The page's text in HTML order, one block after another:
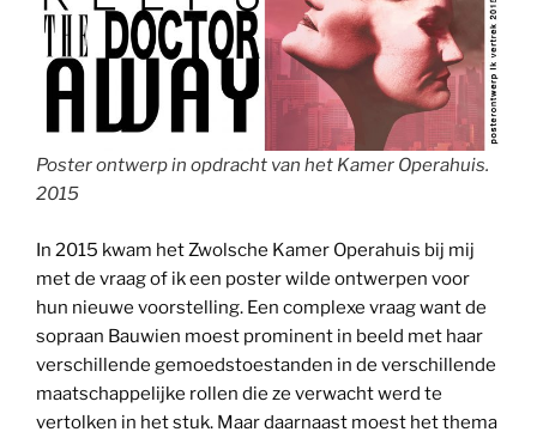
Poster ontwerp in opdracht van het Kamer Operahuis.
2015
In 2015 kwam het Zwolsche Kamer Operahuis bij mij
met de vraag of ik een poster wilde ontwerpen voor
hun nieuwe voorstelling. Een complexe vraag want de
sopraan Bauwien moest prominent in beeld met haar
verschillende gemoedstoestanden in de verschillende
maatschappelijke rollen die ze verwacht werd te
vertolken in het stuk. Maar daarnaast moest het thema